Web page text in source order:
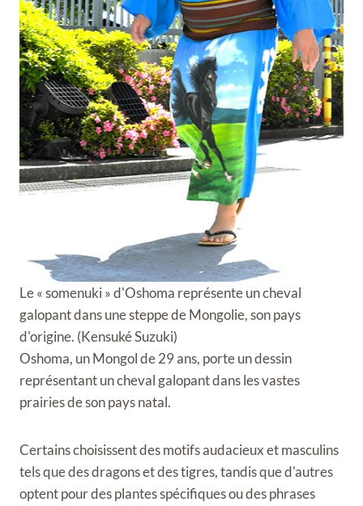
Le « somenuki » d'Oshoma représente un cheval
galopant dans une steppe de Mongolie, son pays
d'origine. (Kensuké Suzuki)
Oshoma, un Mongol de 29 ans, porte un dessin
représentant un cheval galopant dans les vastes
prairies de son pays natal.
Certains choisissent des motifs audacieux et masculins
tels que des dragons et des tigres, tandis que d'autres
optent pour des plantes spécifiques ou des phrases